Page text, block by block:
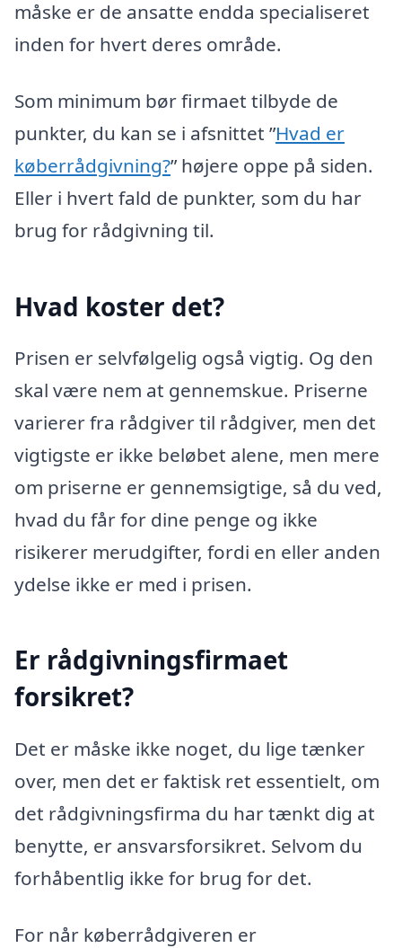
måske er de ansatte endda specialiseret
inden for hvert deres område.
Som minimum bør firmaet tilbyde de
punkter, du kan se i afsnittet ”Hvad er
køberrådgivning?” højere oppe på siden.
Eller i hvert fald de punkter, som du har
brug for rådgivning til.
Hvad koster det?
Prisen er selvfølgelig også vigtig. Og den
skal være nem at gennemskue. Priserne
varierer fra rådgiver til rådgiver, men det
vigtigste er ikke beløbet alene, men mere
om priserne er gennemsigtige, så du ved,
hvad du får for dine penge og ikke
risikerer merudgifter, fordi en eller anden
ydelse ikke er med i prisen.
Er rådgivningsfirmaet
forsikret?
Det er måske ikke noget, du lige tænker
over, men det er faktisk ret essentielt, om
det rådgivningsfirma du har tænkt dig at
benytte, er ansvarsforsikret. Selvom du
forhåbentlig ikke for brug for det.
For når køberrådgiveren er